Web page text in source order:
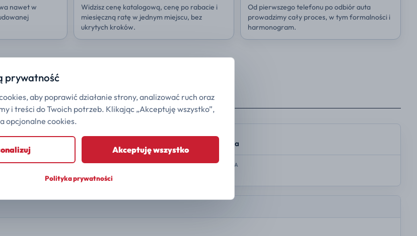
nawet w
Widzisz cenę katalogową, cenę po rabacie i
miesięczną ratę w jednym miejscu, bez
ukrytych kroków.
Od pierwszego telefonu po odbiór auta
prowadzimy cały proces, w tym formalności i
harmonogram.
Automatyczna
KOLOR NADWOZIA
prywatność
aby poprawić działanie strony, analizować ruch oraz
i treści do Twoich potrzeb. Klikając „Akceptuję wszystko”,
opcjonalne cookies.
Akceptuję wszystko
Polityka prywatności